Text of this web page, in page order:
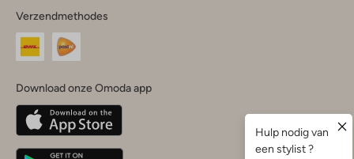
je
land
Nederland
Belgique(Français)
Deutschland
Verzendmethodes
Download onze Omoda app